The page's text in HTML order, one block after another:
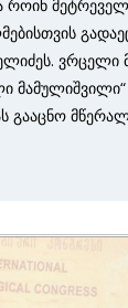
როინ
ვრცელი
მამულიშვილი“
გააცნო